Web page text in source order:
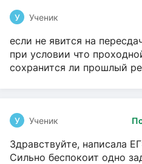
У Ученик
если не явится на
при условии что
сохранится ли прошлый
У Ученик
Здравствуйте, написала
Сильно беспокоит одно